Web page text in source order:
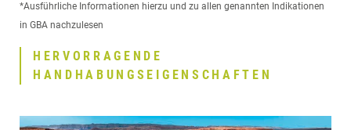
*Ausführliche Informationen hierzu und zu allen genannten Indikationen
in GBA nachzulesen
HERVORRAGENDE
HANDHABUNGSEIGENSCHAFTEN